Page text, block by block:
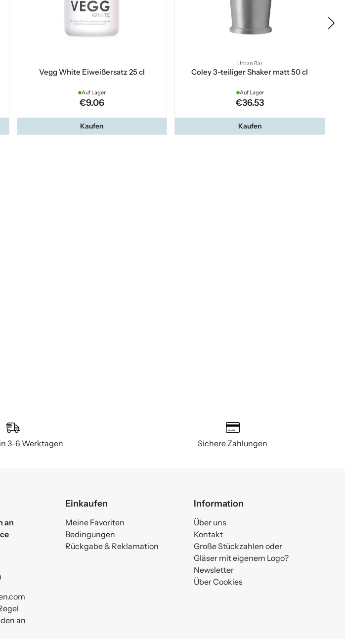
Vegg White Eiweißersatz 25 cl
Auf Lager
€9.06
Kaufen
Urban Bar
Coley 3-teiliger Shaker matt 50 cl
Auf Lager
€36.53
Kaufen
3–6 Werktagen Sichere Zahlungen
an
an
Einkaufen
Meine Favoriten
Bedingungen
Rückgabe & Reklamation
Information
Über uns
Kontakt
Große Stückzahlen oder
Gläser mit eigenem Logo?
Newsletter
Über Cookies